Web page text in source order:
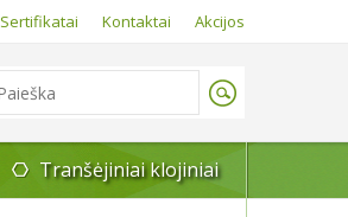
Sertifikatai Kontaktai Akcijos
Tranšėjiniai klojiniai